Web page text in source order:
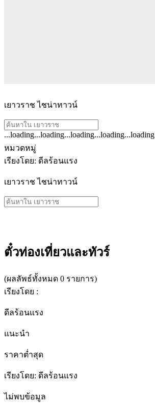
เยาวราช ไชน่าทาวน์
ดู
ผลลัพธ์
สำหรับ
"เยาวราช
"
...loading...loading...loading...loading...loading
หมวดหมู่
เรียงโดย: ดีลร้อนแรง
เยาวราช ไชน่าทาวน์
ทั้งหมด
"เยาวราช
"
ตั๋วท่องเที่ยวและทัวร์
(ผลลัพธ์ทั้งหมด 0 รายการ)
เรียงโดย :
ดีลร้อนแรง
แนะนำ
ราคาต่ำสุด
เรียงโดย: ดีลร้อนแรง
ไม่พบข้อมูล